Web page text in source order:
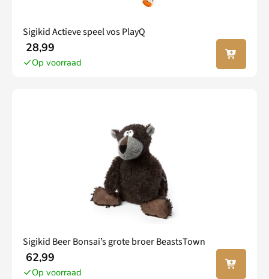
Sigikid Actieve speel vos PlayQ
28,99
Op voorraad
In jouw
winkel
Sigikid Beer Bonsai’s grote broer BeastsTown
62,99
Op voorraad
In jouw
winkel